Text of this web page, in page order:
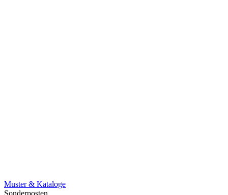
Muster & Kataloge
Sonderposten